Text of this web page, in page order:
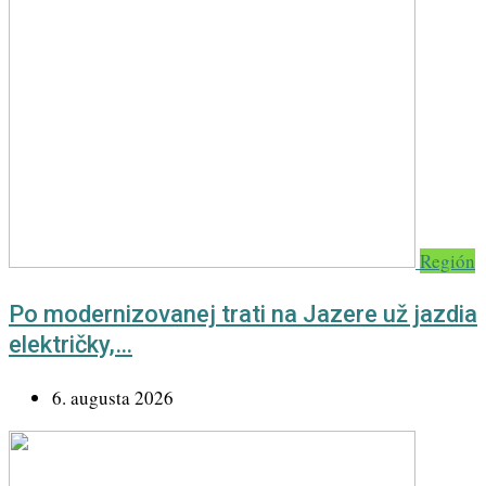
Región
Po modernizovanej trati na Jazere už jazdia
električky,…
6. augusta 2026